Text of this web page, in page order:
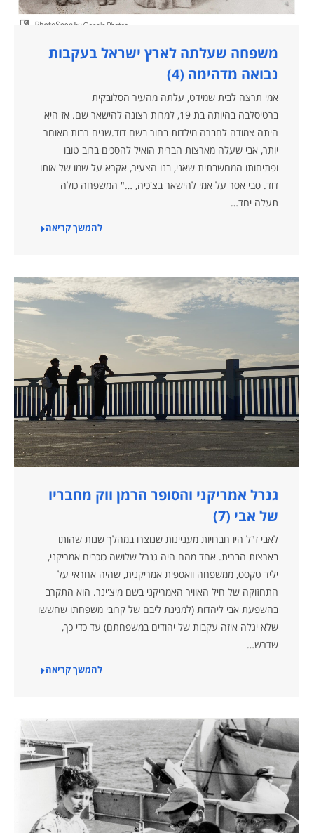
משפחה שעלתה לארץ ישראל בעקבות
נבואה מדהימה (4)
אמי תרצה לבית שמידט, עלתה מהעיר הסלובקית
ברטיסלבה בהיותה בת 19, למרות רצונה להישאר שם. אז היא
היתה צמודה לחברה מילדות בחור בשם דוד.שנים רבות מאוחר
יותר, אבי שעלה מארצות הברית הואיל להסכים ברוב טובו
ופתיחותו המחשבתית שאני, בנו הצעיר, אקרא על שמו של אותו
דוד. סבי אסר על אמי להישאר בצ'כיה, …" המשפחה כולה
תעלה יחד…
להמשך קריאה
גנרל אמריקני והסופר הרמן ווק מחבריו
של אבי (7)
לאבי ז"ל היו חברויות מעניינות שנוצרו במהלך שנות שהותו
בארצות הברית. אחד מהם היה גנרל שלושה כוכבים אמריקני,
יליד טקסס, ממשפחה וואספית אמריקנית, שהיה אחראי על
התחזוקה של חיל האוויר האמריקני בשם מיצ'ינר. הוא התקרב
בהשפעת אבי ליהדות (למגינת ליבם של קרובי משפחתו שחששו
שלא יגלה איזה עקבות של יהודים במשפחתם) עד כדי כך,
שדרש…
להמשך קריאה